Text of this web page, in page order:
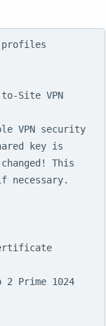
profiles
key is
This
necessary.